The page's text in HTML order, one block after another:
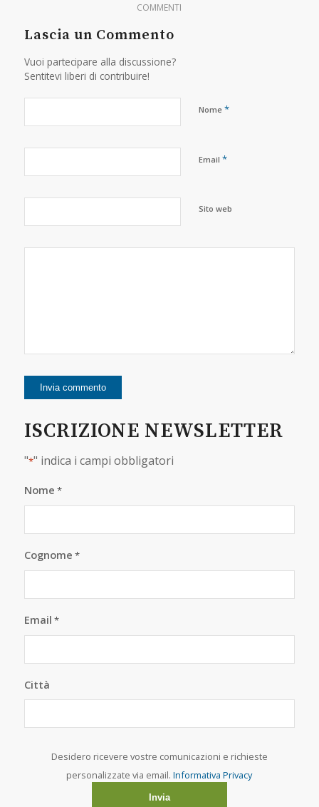
COMMENTI
Lascia un Commento
Vuoi partecipare alla discussione?
Sentitevi liberi di contribuire!
Nome *
Email *
Sito web
ISCRIZIONE NEWSLETTER
"*" indica i campi obbligatori
Nome *
Cognome *
Email *
Città
Desidero ricevere vostre comunicazioni e richieste
personalizzate via email.Informativa Privacy